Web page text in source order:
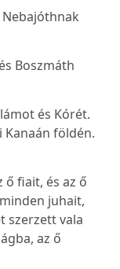
Nebajóthnak
Boszmáth
és Kórét.
Kanaán földén.
ő fiait, és az ő
juhait,
szerzett vala
az ő